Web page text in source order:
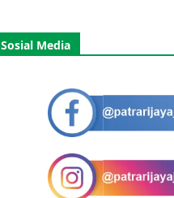
Sosial Media